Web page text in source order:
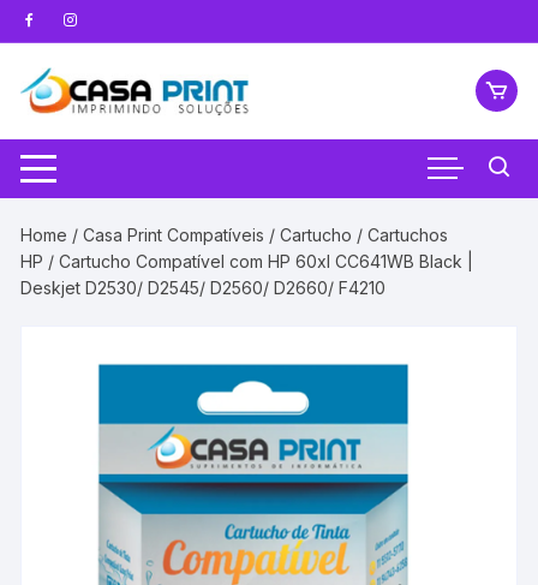
Pular
para
conteúdo
Home /Casa Print Compatíveis /Cartucho /Cartuchos
HP / Cartucho Compatível com HP 60xl CC641WB Black |
Deskjet D2530/ D2545/ D2560/ D2660/ F4210